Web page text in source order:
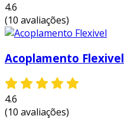
4.6
(10 avaliações)
Acoplamento Flexivel
4.6
(10 avaliações)